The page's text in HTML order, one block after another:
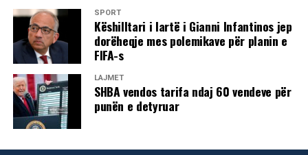
SPORT
Këshilltari i lartë i Gianni Infantinos jep
dorëheqje mes polemikave për planin e
FIFA-s
LAJMET
SHBA vendos tarifa ndaj 60 vendeve për
punën e detyruar